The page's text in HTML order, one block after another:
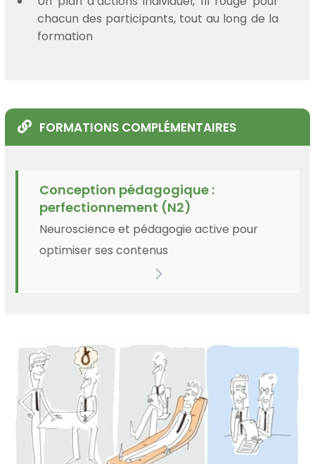
chacun des participants, tout au long de la
formation
FORMATIONS COMPLÉMENTAIRES
Conception pédagogique :
perfectionnement (N2)
Neuroscience et pédagogie active pour
optimiser ses contenus